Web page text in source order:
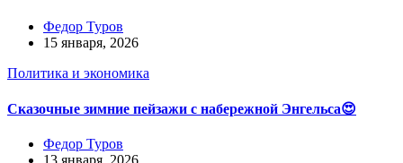
Федор Туров
15 января, 2026
Политика и экономика
Сказочные зимние пейзажи с набережной Энгельса😍
Федор Туров